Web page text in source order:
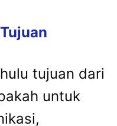
tujuan dari
untuk